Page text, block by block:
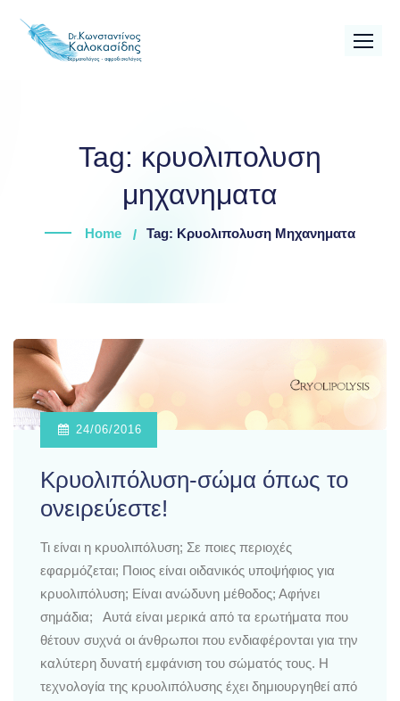
Tag: κρυολιπολυση
μηχανηματα
Home Tag: Κρυολιπολυση Μηχανηματα
24/06/2016
Κρυολιπόλυση-σώμα όπως το
ονειρεύεστε!
Τι είναι η κρυολιπόλυση; Σε ποιες περιοχές
εφαρμόζεται; Ποιος είναι οιδανικός υποψήφιος για
κρυολιπόλυση; Είναι ανώδυνη μέθοδος; Αφήνει
σημάδια; Αυτά είναι μερικά από τα ερωτήματα που
θέτουν συχνά οι άνθρωποι που ενδιαφέρονται για την
καλύτερη δυνατή εμφάνιση του σώματός τους. Η
τεχνολογία της κρυολιπόλυσης έχει δημιουργηθεί από